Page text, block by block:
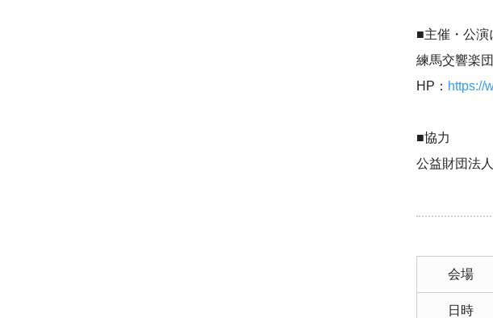
■主催・公演
練馬交響楽団
HP： https://
■協力
公益財団法
会場
日時